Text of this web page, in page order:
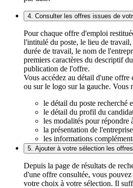
4. Consulter les offres issues de
Pour chaque offre d'emploi
l'intitulé du poste, le lieu de
durée de travail, le nom de
premiers caractères du descriptif
publication de l'offre.
Vous accédez au détail d'une
ou sur le logo sur la gauche. Vous
le détail du poste recherché
le détail du profil du
les modalités pour répondre
la présentation de
les informations
5. Ajouter à votre sélection les
Depuis la page de résultats de
d'une offre consultée, vous
votre choix à votre sélection. Il